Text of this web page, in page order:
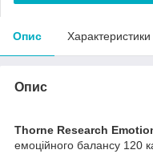
Опис Характеристики
Опис
Thorne Research
емоційного балансу 120